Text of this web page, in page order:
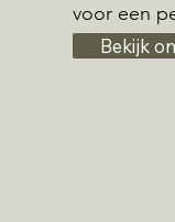
voor een
Bekijk